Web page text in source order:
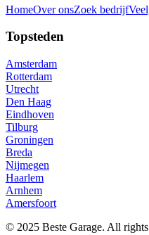
HomeOver onsZoek bedrijf
Topsteden
Amsterdam
Rotterdam
Utrecht
Den Haag
Eindhoven
Tilburg
Groningen
Breda
Nijmegen
Haarlem
Arnhem
Amersfoort
© 2025 Beste Garage. All rights